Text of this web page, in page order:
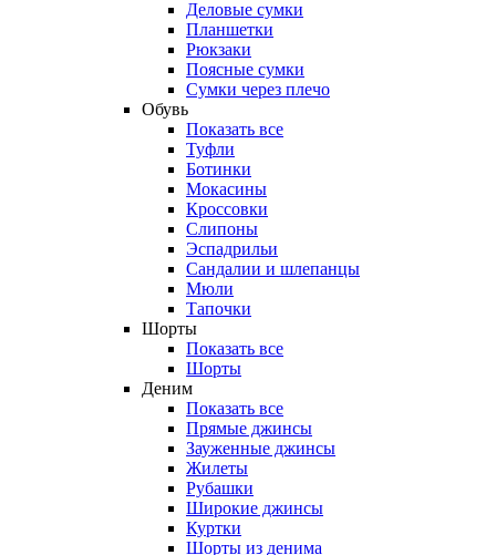
Деловые сумки
Планшетки
Рюкзаки
Поясные сумки
Сумки через плечо
Обувь
Показать все
Туфли
Ботинки
Мокасины
Кроссовки
Слипоны
Эспадрильи
Сандалии и шлепанцы
Мюли
Тапочки
Шорты
Показать все
Шорты
Деним
Показать все
Прямые джинсы
Зауженные джинсы
Жилеты
Рубашки
Широкие джинсы
Куртки
Шорты из денима